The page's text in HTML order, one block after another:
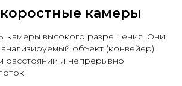
камеры
камеры высокого разрешения. Они
объект (конвейер)
расстоянии и непрерывно